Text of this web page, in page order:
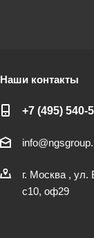
Наши контакты
+7 (495) 540-
г. Москва , ул.
с10, оф29